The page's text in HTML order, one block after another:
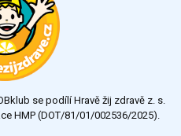
Všechny ankety
se podílí Hravě žij zdravě z. s.
HMP (DOT/81/01/002536/2025).